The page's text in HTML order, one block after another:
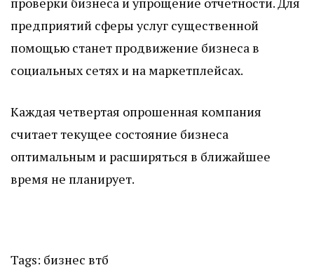
предприятий сферы услуг существенной
помощью станет продвижение бизнеса в
социальных сетях и на маркетплейсах.
Каждая четвертая опрошенная компания
считает текущее состояние бизнеса
оптимальным и расширяться в ближайшее
время не планирует.
Tags: бизнес втб